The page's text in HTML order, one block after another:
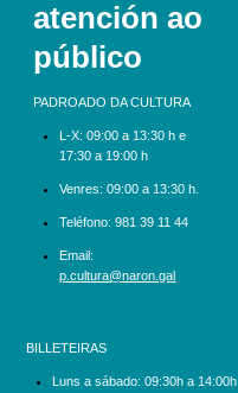
atención ao
público
PADROADO DA CULTURA
L-X: 09:00 a 13:30 h e
17:30 a 19:00 h
Venres: 09:00 a 13:30 h.
Teléfono: 981 39 11 44
Email:
p.cultura@naron.gal
BILLETEIRAS
Luns a sábado: 09:30h a